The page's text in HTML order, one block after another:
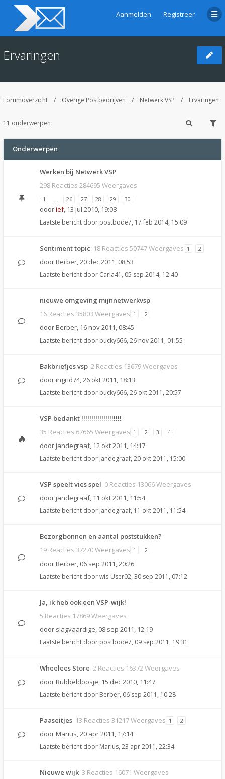
Aanmelden Registreer
Ervaringen
Forumoverzicht Overige Postbedrijven Netwerk VSP Ervaringen
11 onderwerpen
Onderwerpen
Werken bij Netwerk VSP
298 Reacties 284695 Weergaves
1 … 26 27 28 29 30
doorief, 13 jul 2010, 19:08
Laatste bericht door postbode7, 17 feb 2014, 15:09
Sentiment topic 18 Reacties 50747 Weergaves 1 2
door Berber,20 dec 2011, 08:53
Laatste bericht door Carla41 , 05 sep 2014, 12:40
nieuwe omgeving mijnnetwerkvsp
16 Reacties 35803 Weergaves 1 2
door Berber, 16 nov 2011, 08:45
Laatste bericht door bucky666, 26 nov 2011, 01:55
Bakbriefjes vsp 2 Reacties 13679 Weergaves
door ingrid74,26 okt 2011, 18:13
Laatste bericht door bucky666, 26 okt 2011, 20:57
VSP bedankt !!!!!!!!!!!!!!!!!!!!
35 Reacties 67665 Weergaves 1 2 3 4
door jandegraaf, 12 okt 2011, 14:17
Laatste bericht door jandegraaf, 20 okt 2011, 15:00
VSP speelt vies spel 0 Reacties 13066 Weergaves
door jandegraaf, 11 okt 2011, 11:54
Laatste bericht door jandegraaf, 11 okt 2011, 11:54
Bezorgbonnen en aantal poststukken?
19 Reacties 37270 Weergaves 1 2
door Berber, 06 sep 2011, 20:26
Laatste bericht doorwis-User02, 30 sep 2011, 07:12
Ja, ik heb ook een VSP-wijk!
5 Reacties 17869 Weergaves
door slagvaardige, 08 sep 2011, 12:19
Laatste bericht door postbode7, 09 sep 2011, 19:31
Wheelees Store 2 Reacties 16372 Weergaves
door Bubbeldoosje, 15 dec 2010, 11:47
Laatste bericht door Berber, 06 sep 2011, 10:28
Paaseitjes 13 Reacties 31217 Weergaves 1 2
door Marius,20 apr 2011, 17:14
Laatste bericht door Marius, 23 apr 2011, 22:34
Nieuwe wijk 3 Reacties 16071 Weergaves